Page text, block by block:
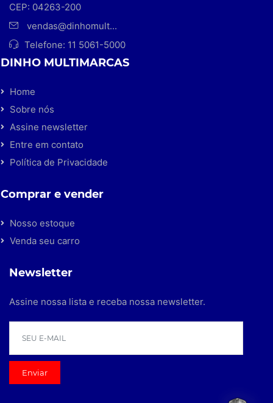
CEP: 04263-200
vendas@dinhomult...
Telefone: 11 5061-5000
DINHO MULTIMARCAS
Home
Sobre nós
Assine newsletter
Entre em contato
Política de Privacidade
Comprar e vender
Nosso estoque
Venda seu carro
Newsletter
Assine nossa lista e receba nossa newsletter.
Enviar